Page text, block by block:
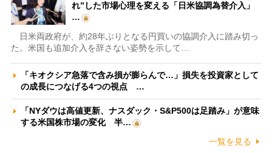
れ”した市場心理を変える「日米協調為替介入」
…
日米両政府が、約28年ぶりとなる円買いの協調介入に踏み切っ
た。米国も追加介入を辞さない姿勢を示して…
「キオクシア急落で含み損が膨らんで…」損失を投資家として
の成長につなげる4つの視点 …
「NYダウは高値更新、ナスダック・S&P500は足踏み」が意味
する米国株市場の変化 半…
一覧を見る